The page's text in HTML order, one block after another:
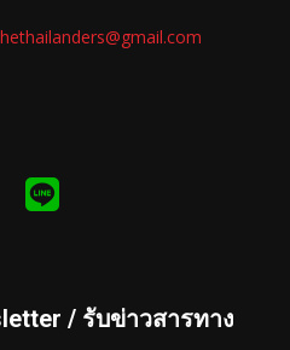
/ รับข่าวสารทาง